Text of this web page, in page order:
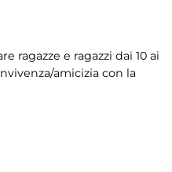
ragazze e ragazzi dai 10 ai
amicizia con la